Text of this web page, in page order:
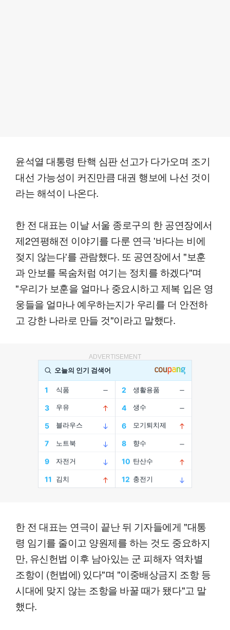
윤석열 대통령 탄핵 심판 선고가 다가오며 조기
대선 가능성이 커진만큼 대권 행보에 나선 것이
라는 해석이 나온다.
한 전 대표는 이날 서울 종로구의 한 공연장에서
제2연평해전 이야기를 다룬 연극 '바다는 비에
젖지 않는다'를 관람했다. 또 공연장에서 "보훈
과 안보를 목숨처럼 여기는 정치를 하겠다"며
"우리가 보훈을 얼마나 중요시하고 제복 입은 영
웅들을 얼마나 예우하는지가 우리를 더 안전하
고 강한 나라로 만들 것"이라고 말했다.
ADVERTISEMENT
한 전 대표는 연극이 끝난 뒤 기자들에게 "대통
령 임기를 줄이고 양원제를 하는 것도 중요하지
만, 유신헌법 이후 남아있는 군 피해자 역차별
조항이 (헌법에) 있다"며 "이중배상금지 조항 등
시대에 맞지 않는 조항을 바꿀 때가 됐다"고 말
했다.